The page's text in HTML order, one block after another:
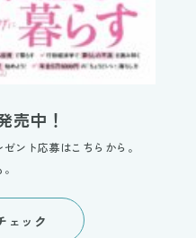
売中！
ント応募はこちらから。
ェック